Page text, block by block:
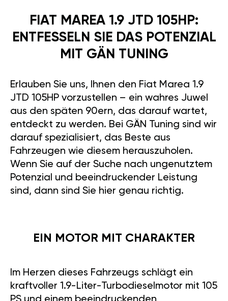
FIAT MAREA 1.9 JTD 105HP:
ENTFESSELN SIE DAS POTENZIAL
MIT GÄN TUNING
Erlauben Sie uns, Ihnen den Fiat Marea 1.9
JTD 105HP vorzustellen – ein wahres Juwel
aus den späten 90ern, das darauf wartet,
entdeckt zu werden. Bei GÄN Tuning sind wir
darauf spezialisiert, das Beste aus
Fahrzeugen wie diesem herauszuholen.
Wenn Sie auf der Suche nach ungenutztem
Potenzial und beeindruckender Leistung
sind, dann sind Sie hier genau richtig.
EIN MOTOR MIT CHARAKTER
Im Herzen dieses Fahrzeugs schlägt ein
kraftvoller 1.9-Liter-Turbodieselmotor mit 105